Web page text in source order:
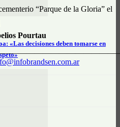
«Las decisiones deben tomarse en
“Parque de la Gloria” el
Pourtau